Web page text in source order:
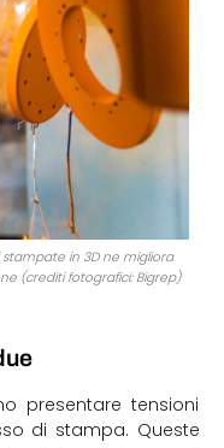
in 3D ne migliora
(crediti fotografici: Bigrep)
presentare tensioni
di stampa. Queste